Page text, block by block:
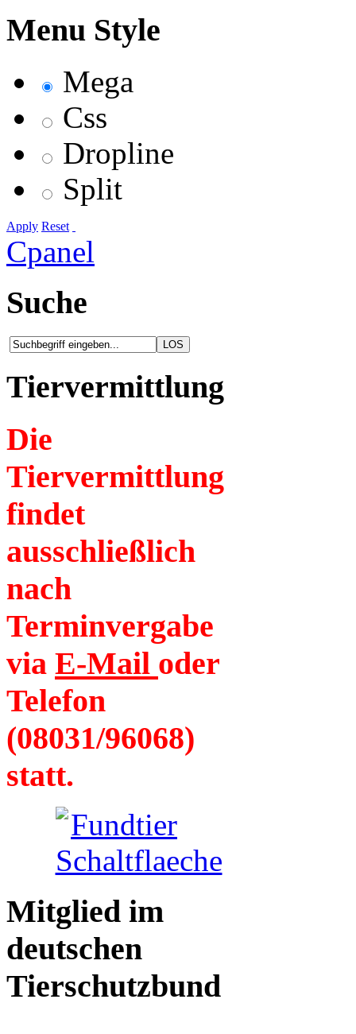
Menu Style
Mega
Css
Dropline
Split
Apply Reset
Cpanel
Suche
Tiervermittlung
Die
Tiervermittlung
findet
ausschließlich
nach
Terminvergabe
via E-Mail oder
Telefon
(08031/96068)
statt.
Mitglied im
deutschen
Tierschutzbund